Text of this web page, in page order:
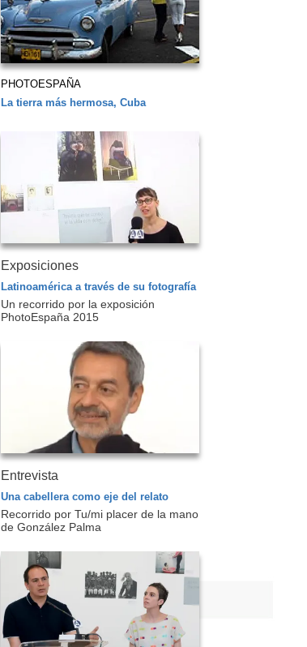
PHOTOESPAÑA
La tierra más hermosa, Cuba
Exposiciones
Latinoamérica a través de su fotografía
Un recorrido por la exposición
PhotoEspaña 2015
Entrevista
Una cabellera como eje del relato
Recorrido por Tu/mi placer de la mano
de González Palma